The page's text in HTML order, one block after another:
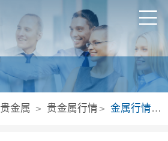
贵金属 贵金属行情 ​金属行情分析：黄金、白银等价格走势解读